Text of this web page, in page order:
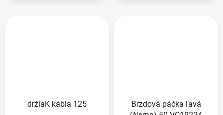
držiaK kábla 125
Brzdová páčka ľavá